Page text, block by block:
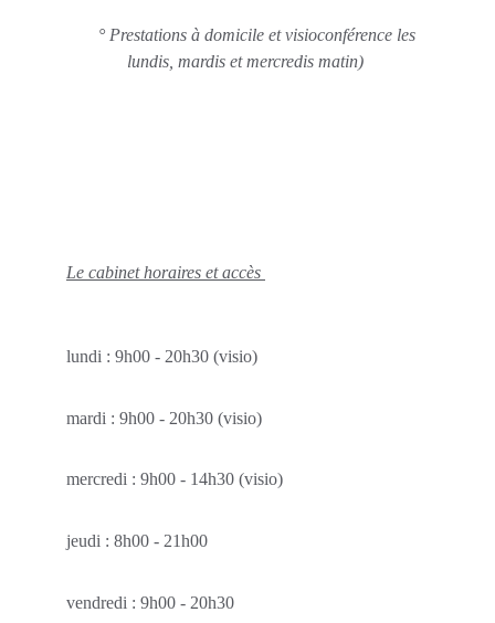
lundis, mardis et mercredis matin)
Le cabinet horaires et accès
lundi : 9h00 - 20h30 (visio)
mardi : 9h00 - 20h30 (visio)
mercredi : 9h00 - 14h30 (visio)
jeudi : 8h00 - 21h00
vendredi : 9h00 - 20h30